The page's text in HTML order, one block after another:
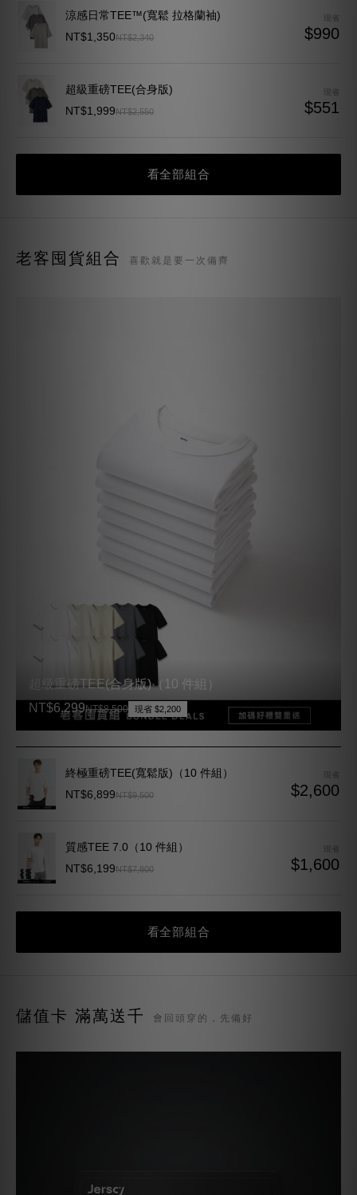
涼感日常TEE™(寬鬆 拉格蘭袖)
NT$1,350NT$2,340
現省
$990
超級重磅TEE(合身版)
NT$1,999NT$2,550
現省
$551
看全部組合
老客囤貨組合 喜歡就是要一次備齊
超級重磅TEE(合身版)（10 件組）
NT$6,299NT$8,500 現省 $2,200
終極重磅TEE(寬鬆版)（10 件組）
NT$6,899NT$9,500
現省
$2,600
質感TEE 7.0（10 件組）
NT$6,199NT$7,800
現省
$1,600
看全部組合
儲值卡 滿萬送千 會回頭穿的，先備好